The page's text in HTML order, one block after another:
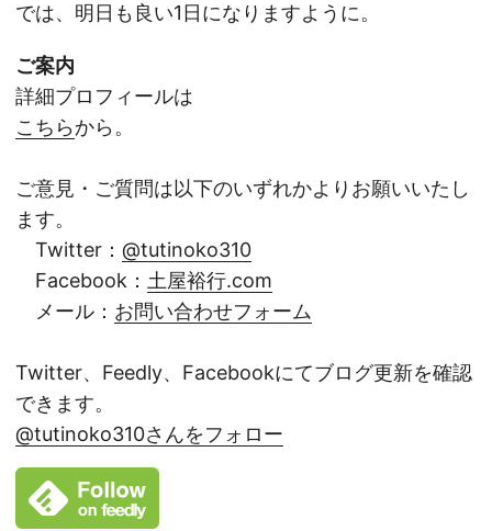
では、明日も良い1日になりますように。
ご案内
詳細プロフィールは
こちらから。
ご意見・ご質問は以下のいずれかよりお願いいたし
ます。
Twitter： @tutinoko310
Facebook： 土屋裕行.com
メール： お問い合わせフォーム
Twitter、Feedly、Facebookにてブログ更新を確認
できます。
@tutinoko310さんをフォロー